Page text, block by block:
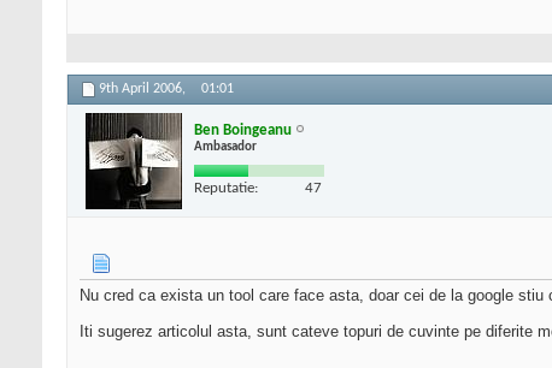
9th April 2006, 01:01
Ben Boingeanu
Ambasador
Reputatie: 47
Nu cred ca exista un tool care face asta, doar cei de la google
Iti sugerez articolul asta, sunt cateve topuri de cuvinte pe diferite